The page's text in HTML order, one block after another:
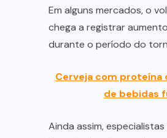
Em alguns mercados, o
chega a registrar
durante o período do
Cerveja com proteína
de bebidas
Ainda assim,